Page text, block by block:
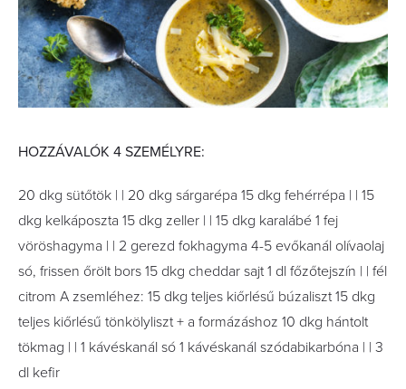
HOZZÁVALÓK 4 SZEMÉLYRE:
20 dkg sütőtök | | 20 dkg sárgarépa 15 dkg fehérrépa | | 15
dkg kelkáposzta 15 dkg zeller | | 15 dkg karalábé 1 fej
vöröshagyma | | 2 gerezd fokhagyma 4-5 evőkanál olívaolaj
só, frissen őrölt bors 15 dkg cheddar sajt 1 dl főzőtejszín | | fél
citrom A zsemléhez: 15 dkg teljes kiőrlésű búzaliszt 15 dkg
teljes kiőrlésű tönkölyliszt + a formázáshoz 10 dkg hántolt
tökmag | | 1 kávéskanál só 1 kávéskanál szódabikarbóna | | 3
dl keﬁr